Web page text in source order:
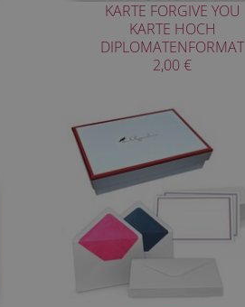
KARTE FORGIVE YOU
KARTE HOCH
DIPLOMATENFORMAT
2,00 €